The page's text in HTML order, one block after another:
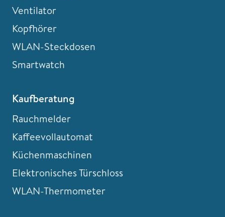
Ventilator
Kopfhörer
WLAN-Steckdosen
Smartwatch
Kaufberatung
Rauchmelder
Kaffeevollautomat
Küchenmaschinen
Elektronisches Türschloss
WLAN-Thermometer